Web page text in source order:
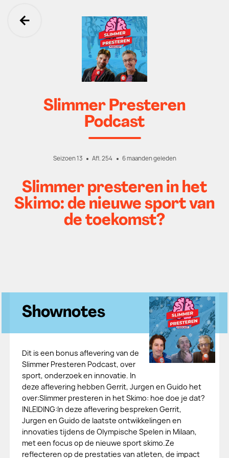
Ga terug
Slimmer Presteren
Podcast
Seizoen 13 Afl. 254 6 maanden geleden
Slimmer presteren in het
Skimo: de nieuwe sport van
de toekomst?
Shownotes
Dit is een bonus aflevering van de
Slimmer Presteren Podcast, over
sport, onderzoek en innovatie. In
deze aflevering hebben Gerrit, Jurgen en Guido het
over:Slimmer presteren in het Skimo: hoe doe je dat?
INLEIDING:In deze aflevering bespreken Gerrit,
Jurgen en Guido de laatste ontwikkelingen en
innovaties tijdens de Olympische Spelen in Milaan,
met een focus op de nieuwe sport skimo.Ze
reflecteren op de prestaties van atleten, de impact